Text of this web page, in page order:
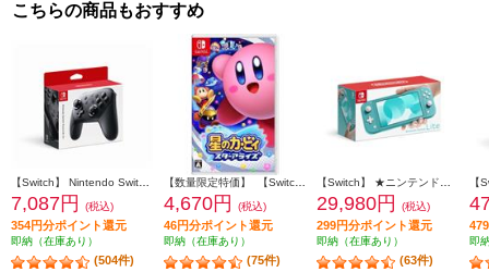
こちらの商品もおすすめ
7,087円 (税込)
354円分ポイント還元
即納（在庫あり）
(504件)
4,670円 (税込)
46円分ポイント還元
即納（在庫あり）
(75件)
29,980円 (税込)
299円分ポイント還元
即納（在庫あり）
(63件)
即